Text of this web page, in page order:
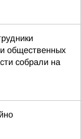
общественных
собрали на